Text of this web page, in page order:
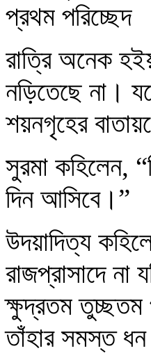
প্রথম পরিচ্ছেদ
রাত্রি অনেক
নড়িতেছে না।
শয়নগৃহের
সুরমা কহিলেন,
দিন আসিবে।”
উদয়াদিত্য
রাজপ্রাসাদে না
ক্ষুদ্রতম তুচ্ছতম
তাঁহার সমস্ত